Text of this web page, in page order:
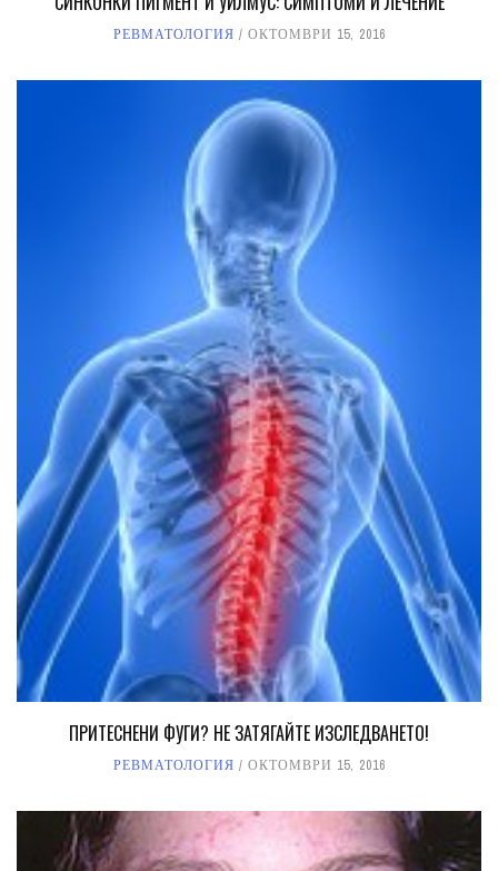
РЕВМАТОЛОГИЯ ОКТОМВРИ 15, 2016
ПРИТЕСНЕНИ ФУГИ? НЕ ЗАТЯГАЙТЕ ИЗСЛЕДВАНЕТО!
РЕВМАТОЛОГИЯ ОКТОМВРИ 15, 2016